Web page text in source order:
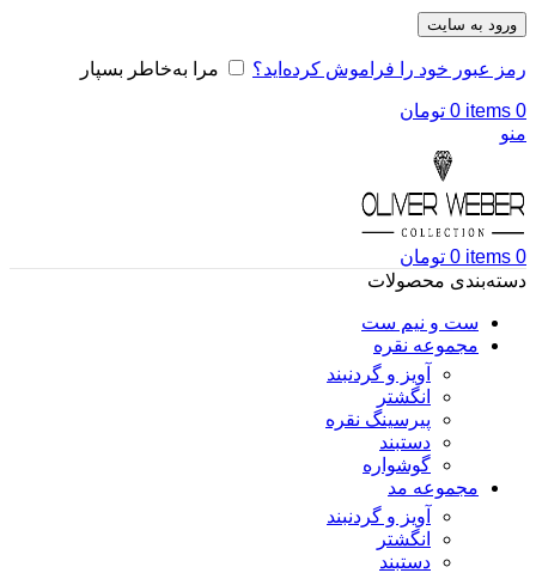
ورود به سایت
رمز عبور خود را فراموش کرده‌اید؟ مرا به‌خاطر بسپار
0
items
0 تومان
منو
0
items
0 تومان
دسته‌بندی محصولات
ست و نیم ست
مجموعه نقره
آویز و گردنبند
انگشتر
پیرسینگ نقره
دستبند
گوشواره
مجموعه مد
آویز و گردنبند
انگشتر
دستبند